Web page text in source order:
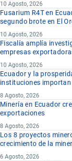
10 Agosto, 2026
Fusarium R4T en
segundo brote en El
10 Agosto, 2026
Fiscalía amplía
empresas
10 Agosto, 2026
Ecuador y la
instituciones importan
8 Agosto, 2026
Minería en Ecuador
exportaciones
8 Agosto, 2026
Los 8 proyectos
crecimiento de la
6 Agosto, 2026